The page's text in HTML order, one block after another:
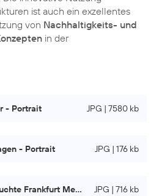
ist auch ein exzellentes
von Nachhaltigkeits- und
in der
- Portrait JPG | 7580 kb
- Portrait JPG | 176 kb
5G-Strassenleuchte Frankfurt Messe JPG | 716 kb